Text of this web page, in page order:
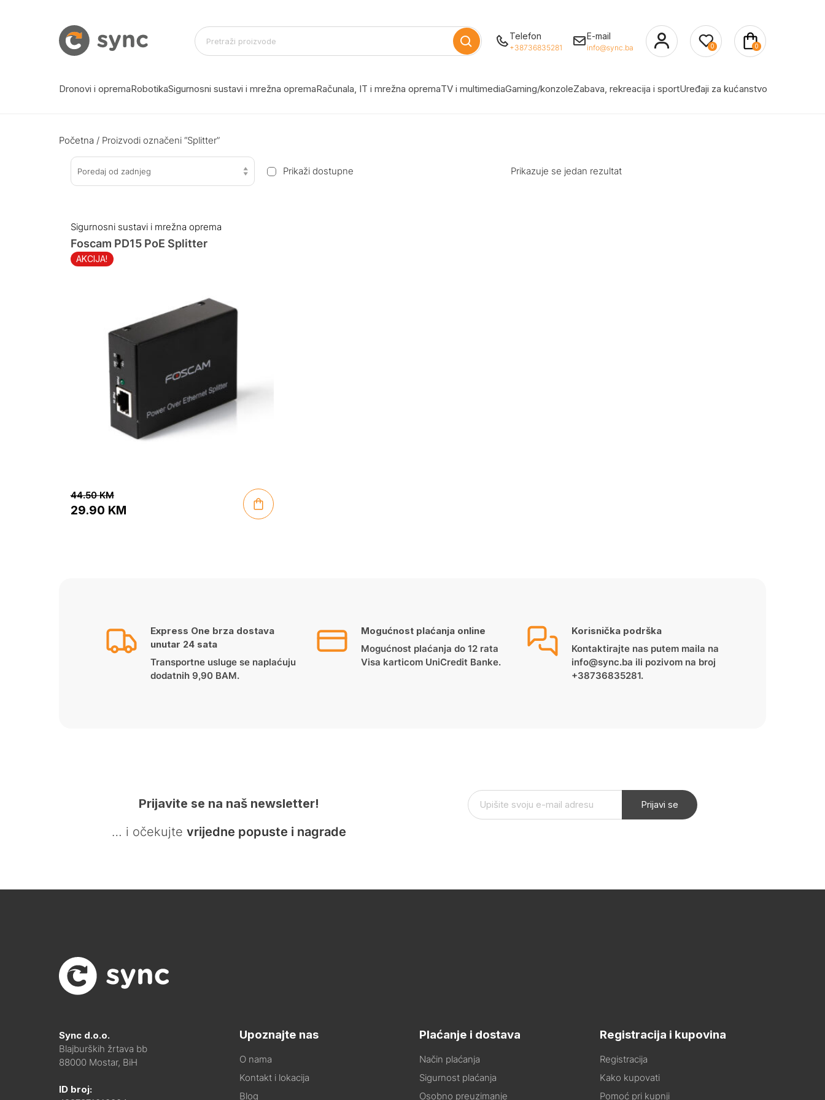
Telefon
+38736835281
E-mail
info@sync.ba 0 0
Dronovi i opremaRobotikaSigurnosni sustavi i mrežna opremaRačunala, IT i mrežna opremaTV i multimediaGaming/konzoleZabava, rekreacija i sportUređaji za kućanstvo
Početna / Proizvodi označeni “Splitter”
Poredaj od zadnjeg Prikaži dostupne Prikazuje se jedan rezultat
Sigurnosni sustavi i mrežna oprema
AKCIJA!
Foscam PD15 PoE Splitter
44.50KM
29.90 KM
Express One brza dostava
unutar 24 sata
Transportne usluge se naplaćuju
dodatnih 9,90 BAM.
Mogućnost plaćanja online
Mogućnost plaćanja do 12 rata
Visa karticom UniCredit Banke.
Korisnička podrška
Kontaktirajte nas putem maila na
info@sync.ba ili pozivom na broj
+38736835281.
Prijavite se na naš newsletter!
… i očekujte vrijedne popuste i nagrade
Prijavi se
Sync d.o.o.
Blajburških žrtava bb
88000 Mostar, BiH
ID broj:
Upoznajte nas
O nama
Kontakt i lokacija
Blog
Plaćanje i dostava
Način plaćanja
Sigurnost plaćanja
Osobno preuzimanje
Registracija i kupovina
Registracija
Kako kupovati
Pomoć pri kupnji